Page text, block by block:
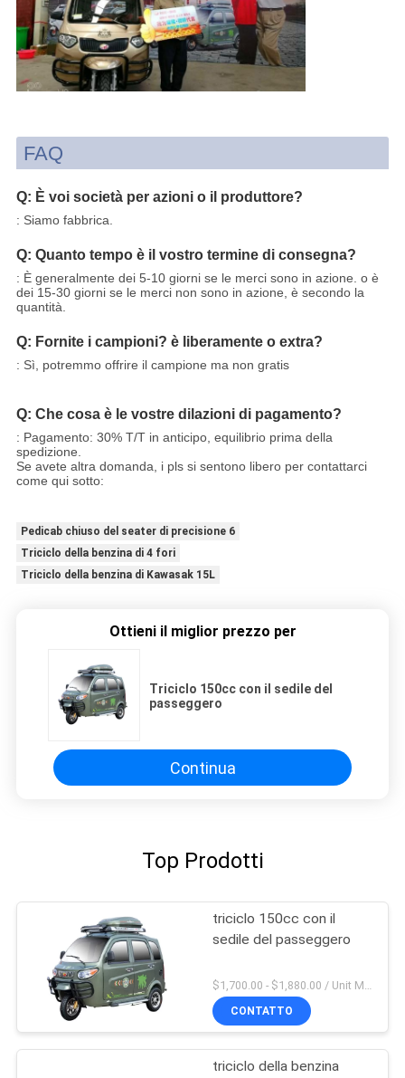
FAQ
Q: È voi società per azioni o il produttore?
: Siamo fabbrica.
Q: Quanto tempo è il vostro termine di consegna?
: È generalmente dei 5-10 giorni se le merci sono in azione. o è
dei 15-30 giorni se le merci non sono in azione, è secondo la
quantità.
Q: Fornite i campioni? è liberamente o extra?
: Sì, potremmo offrire il campione ma non gratis
Q: Che cosa è le vostre dilazioni di pagamento?
: Pagamento: 30% T/T in anticipo, equilibrio prima della
spedizione.
Se avete altra domanda, i pls si sentono libero per contattarci
come qui sotto:
Pedicab chiuso del seater di precisione 6
Triciclo della benzina di 4 fori
Triciclo della benzina di Kawasak 15L
Ottieni il miglior prezzo per
Triciclo 150cc con il sedile del
passeggero
Continua
Top Prodotti
triciclo 150cc con il
sedile del passeggero
CONTATTO
triciclo della benzina